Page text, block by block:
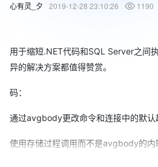
心有灵_夕 2019-12-28 23:10:26
1190
用于缩短.NET代码和SQL Server之间
异的解决方案都值得赞赏。
码：
通过avgbody更改命令和连接中的默认
使用存储过程调用而不是avgbody的内